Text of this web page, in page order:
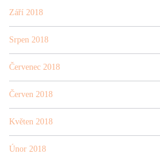
Září 2018
Srpen 2018
Červenec 2018
Červen 2018
Květen 2018
Únor 2018